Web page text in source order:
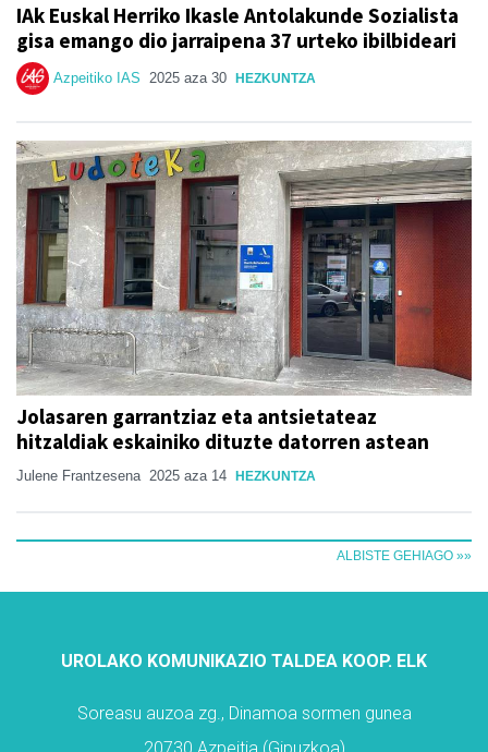
IAk Euskal Herriko Ikasle Antolakunde Sozialista
gisa emango dio jarraipena 37 urteko ibilbideari
Azpeitiko IAS 2025 aza 30 HEZKUNTZA
Jolasaren garrantziaz eta antsietateaz
hitzaldiak eskainiko dituzte datorren astean
Julene Frantzesena 2025 aza 14 HEZKUNTZA
ALBISTE GEHIAGO »»
UROLAKO KOMUNIKAZIO TALDEA KOOP. ELK
Soreasu auzoa zg., Dinamoa sormen gunea